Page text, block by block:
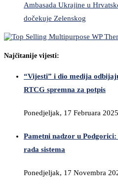
Ambasada Ukrajine u
dočekuje Zelenskog
Najčitanije vijesti:
“Vijesti” i dio medija
RTCG spremna za potpis
Ponedjeljak, 17 Februara
Pametni nadzor u
rada sistema
Ponedjeljak, 17 Novembra